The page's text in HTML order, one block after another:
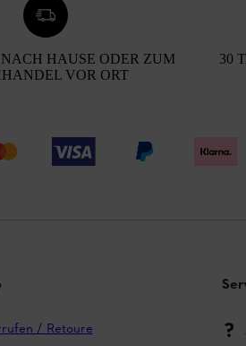
HAUSE ODER ZUM
VOR ORT
30
/ Retoure